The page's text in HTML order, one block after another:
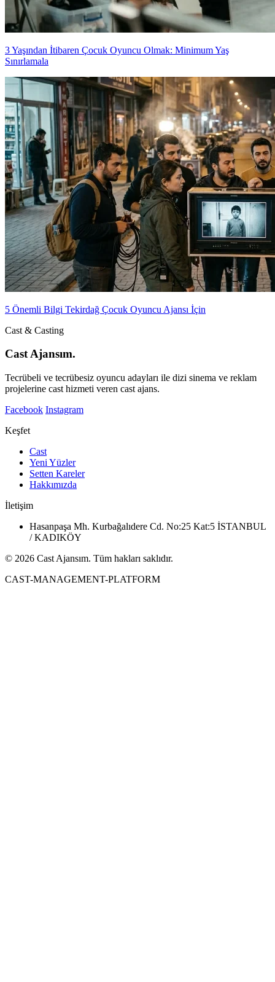
3 Yaşından İtibaren Çocuk Oyuncu Olmak: Minimum Yaş
Sınırlamala
5 Önemli Bilgi Tekirdağ Çocuk Oyuncu Ajansı İçin
Cast & Casting
Cast Ajansım.
Tecrübeli ve tecrübesiz oyuncu adayları ile dizi sinema ve reklam
projelerine cast hizmeti veren cast ajans.
Facebook Instagram
Keşfet
Cast
Yeni Yüzler
Setten Kareler
Hakkımızda
İletişim
Hasanpaşa Mh. Kurbağalıdere Cd. No:25 Kat:5 İSTANBUL
/ KADIKÖY
© 2026 Cast Ajansım. Tüm hakları saklıdır.
CAST-MANAGEMENT-PLATFORM